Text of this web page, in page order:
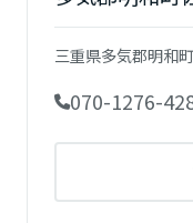
三重県多気郡明和
070-1276-